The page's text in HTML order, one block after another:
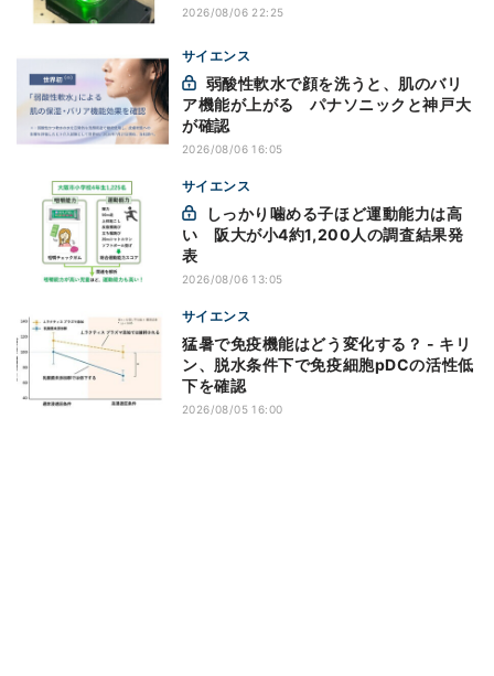
2026/08/06 22:25
サイエンス
ア機能が上がる パナソニックと神戸大
が確認
2026/08/06 16:05
サイエンス
い 阪大が小4約1,200人の調査結果発
表
2026/08/06 13:05
サイエンス
猛暑で免疫機能はどう変化する？ - キリ
ン、脱水条件下で免疫細胞pDCの活性低
下を確認
2026/08/05 16:00